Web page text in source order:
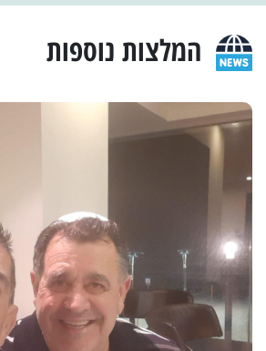
המלצות נוספות